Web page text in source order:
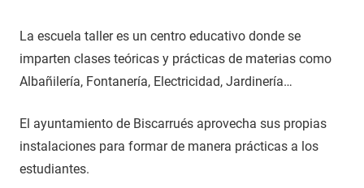
La escuela taller es un centro educativo donde se
imparten clases teóricas y prácticas de materias como
Albañilería, Fontanería, Electricidad, Jardinería…
El ayuntamiento de Biscarrués aprovecha sus propias
instalaciones para formar de manera prácticas a los
estudiantes.